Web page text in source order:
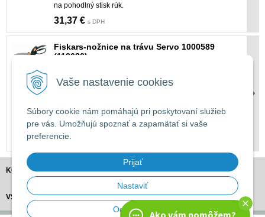
Vaše nastavenie cookies
Súbory cookie nám pomáhajú pri poskytovaní služieb
pre vás. Umožňujú spoznať a zapamätať si vaše
preferencie.
Prijať
Nastaviť
Odmietnuť
na pohodlný stisk rúk.
31,37 € s DPH
Fiskars-nožnice na trávu Servo 1000589
(113680)
minimálnym úsilím.
Komfortné držanie a jednoduchá práca s nimi je daná
ergonomickým dizajnom a nízkou hmotnosťou.
34,40 €
KONTAKT
VŠETKO O NÁKUPE
Ako vám pomôžem?